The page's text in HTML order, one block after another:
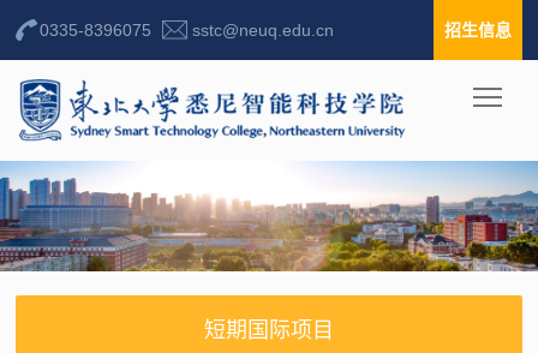
0335-8396075 sstc@neuq.edu.cn 招生信息
短期国际项目